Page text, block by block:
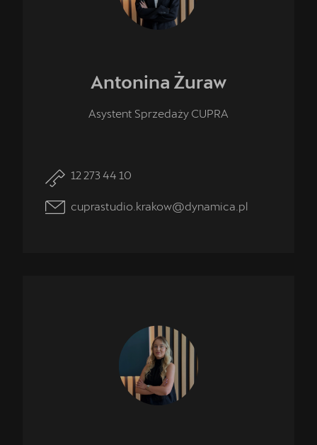
Antonina Żuraw
Asystent Sprzedaży CUPRA
12 273 44 10
cuprastudio.krakow@dynamica.pl